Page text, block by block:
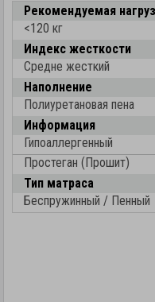
Рекомендуемая
<120 кг
Индекс жесткости
Средне жесткий
Наполнение
Полиуретановая пена
Информация
Гипоаллергенный
Простеган (Прошит)
Тип матраса
Беспружинный / Пенный